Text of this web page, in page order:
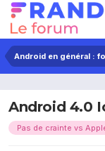
Android en général :
Android 4.0
Pas de crainte vs